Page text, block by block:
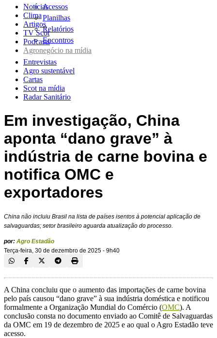
Acessos
Planilhas
Relatórios
Encontros
Notícias
Clima
Artigos
TV Scot
Podcasts
Agronegócio na mídia
Entrevistas
Agro sustentável
Cartas
Scot na mídia
Radar Sanitário
Em investigação, China
aponta “dano grave” à
indústria de carne bovina e
notifica OMC e
exportadores
China não incluiu Brasil na lista de países isentos à potencial aplicação de
salvaguardas; setor brasileiro aguarda atualização do processo.
por: Agro Estadão
Terça-feira, 30 de dezembro de 2025 - 9h40
A China concluiu que o aumento das importações de carne bovina
pelo país causou “dano grave” à sua indústria doméstica e notificou
formalmente a Organização Mundial do Comércio (OMC). A
conclusão consta no documento enviado ao Comitê de Salvaguardas
da OMC em 19 de dezembro de 2025 e ao qual o Agro Estadão teve
acesso.